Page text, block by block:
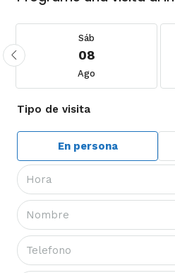
Sáb
08
Ago
Tipo de visita
En persona
Hora